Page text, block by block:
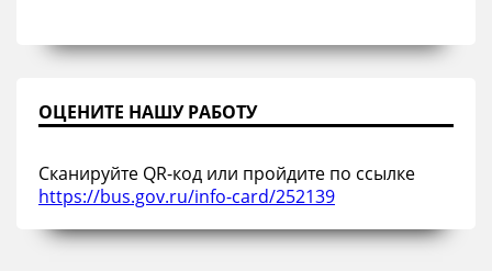
ОЦЕНИТЕ НАШУ РАБОТУ
Сканируйте QR-код или пройдите по ссылке
https://bus.gov.ru/info-card/252139